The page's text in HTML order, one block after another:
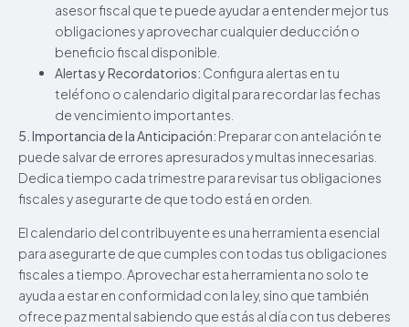
asesor fiscal que te puede ayudar a entender mejor tus
obligaciones y aprovechar cualquier deducción o
beneficio fiscal disponible.
Alertas y Recordatorios: Configura alertas en tu
teléfono o calendario digital para recordar las fechas
de vencimiento importantes.
5. Importancia de la Anticipación: Preparar con antelación te
puede salvar de errores apresurados y multas innecesarias.
Dedica tiempo cada trimestre para revisar tus obligaciones
fiscales y asegurarte de que todo está en orden.
El calendario del contribuyente es una herramienta esencial
para asegurarte de que cumples con todas tus obligaciones
fiscales a tiempo. Aprovechar esta herramienta no solo te
ayuda a estar en conformidad con la ley, sino que también
ofrece paz mental sabiendo que estás al día con tus deberes